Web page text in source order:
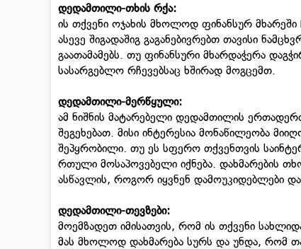
დედამთილი-თხის რქა:
ის თქვენი ოჯახის მხოლოდ ფინანსურ
ასევე შიგადაშიგ გაგანებივრებთ თავისი
გაათამამებს. თუ ფინანსური მხარდაჭერა
სასარგებლო რჩევებსაც ხშირად მოგცემთ.
დედამთილი-მერწყული:
ამ ნიშნის მატარებელი დედამთილის
შეგეხებათ. მისი ინტერესია მონაწილეობა
შეპყრობილი. თუ ეს სფერო თქვენთვის
რთული მოსაპოვებელი იქნება. დახმარების
ასწავლის, როგორ იყვნენ დამოუკიდებლები
დედამთილი-თევზები:
მოემზადეთ იმისათვის, რომ ის თქვენი
მას მხოლოდ დახმარება სურს და უნდა, რომ